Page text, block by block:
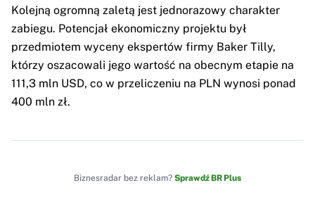
Kolejną ogromną zaletą jest jednorazowy charakter
zabiegu. Potencjał ekonomiczny projektu był
przedmiotem wyceny ekspertów firmy Baker Tilly,
którzy oszacowali jego wartość na obecnym etapie na
111,3 mln USD, co w przeliczeniu na PLN wynosi ponad
400 mln zł.
Biznesradar bez reklam? Sprawdź BR Plus